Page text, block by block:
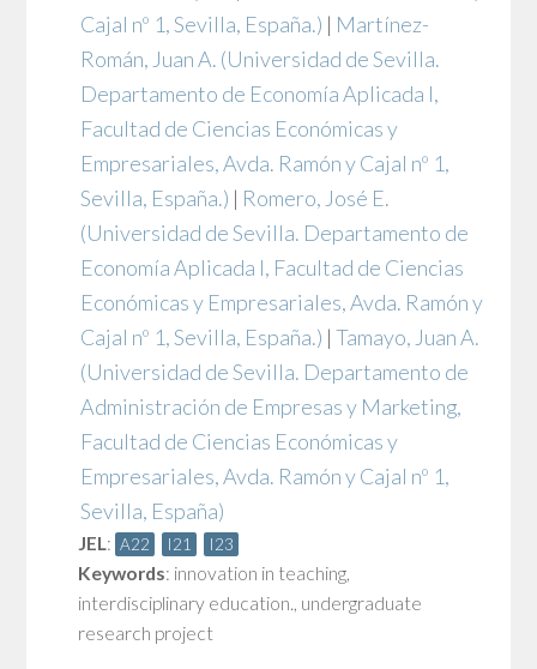
Cajal nº 1, Sevilla, España.) | Martínez-
Román, Juan A. (Universidad de Sevilla.
Departamento de Economía Aplicada I,
Facultad de Ciencias Económicas y
Empresariales, Avda. Ramón y Cajal nº 1,
Sevilla, España.) | Romero, José E.
(Universidad de Sevilla. Departamento de
Economía Aplicada I, Facultad de Ciencias
Económicas y Empresariales, Avda. Ramón y
Cajal nº 1, Sevilla, España.) |Tamayo, Juan A.
(Universidad de Sevilla. Departamento de
Administración de Empresas y Marketing,
Facultad de Ciencias Económicas y
Empresariales, Avda. Ramón y Cajal nº 1,
Sevilla, España)
JEL: A22 I21 I23
Keywords: innovation in teaching,
interdisciplinary education., undergraduate
research project